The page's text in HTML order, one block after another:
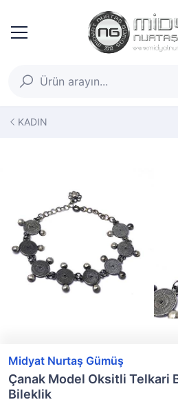
KADIN
Midyat Nurtaş Gümüş
Çanak Model Oksitli Telkari
Bileklik